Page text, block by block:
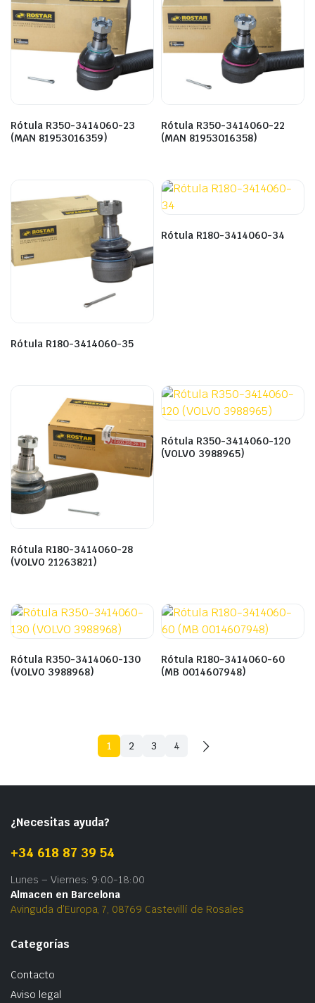
Rótula R350-3414060-23
(MAN 81953016359)
Rótula R350-3414060-22
(MAN 81953016358)
Rótula R180-3414060-35
Rótula R180-3414060-34
Rótula R180-3414060-28
(VOLVO 21263821)
Rótula R350-3414060-120
(VOLVO 3988965)
Rótula R350-3414060-130
(VOLVO 3988968)
Rótula R180-3414060-60
(MB 0014607948)
1 2 3 4
¿Necesitas ayuda?
+34 618 87 39 54
Lunes – Viernes: 9:00-18:00
Almacen en Barcelona
Avinguda d’Europa, 7, 08769 Castevillí de Rosales
Categorías
Contacto
Aviso legal